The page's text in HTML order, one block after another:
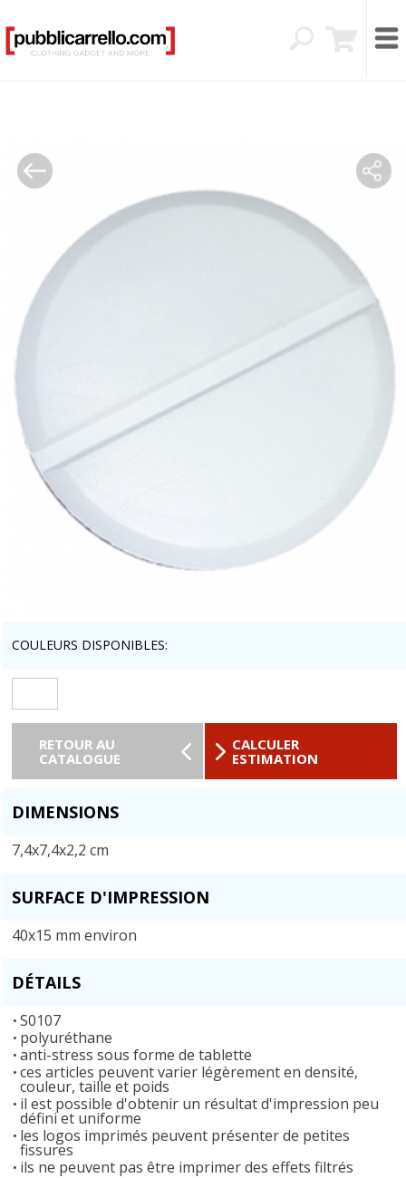
COULEURS DISPONIBLES:
RETOUR AU
CATALOGUE
CALCULER
ESTIMATION
DIMENSIONS
7,4x7,4x2,2 cm
SURFACE D'IMPRESSION
40x15 mm environ
DÉTAILS
S0107
polyuréthane
anti-stress sous forme de tablette
ces articles peuvent varier légèrement en densité,
couleur, taille et poids
il est possible d'obtenir un résultat d'impression peu
défini et uniforme
les logos imprimés peuvent présenter de petites
fissures
ils ne peuvent pas être imprimer des effets filtrés